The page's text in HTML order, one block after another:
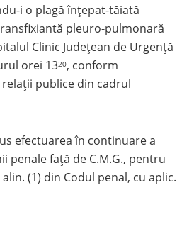
i o plagă înţepat-tăiată
pleuro-pulmonară
Clinic Judeţean de Urgenţă
orei 1320, conform
publice din cadrul
efectuarea în continuare a
penale faţă de C.M.G., pentru
(1) din Codul penal, cu aplic.